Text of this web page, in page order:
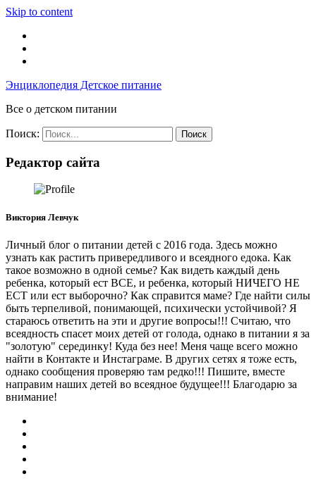
Skip to content
Энциклопедия Детское питание
Все о детском питании
Поиск:
Редактор сайта
Виктория Левчук
Личный блог о питании детей с 2016 года. Здесь можно
узнать как растить привередливого и всеядного едока. Как
такое возможно в одной семье? Как видеть каждый день
ребенка, который ест ВСЕ, и ребенка, который НИЧЕГО НЕ
ЕСТ или ест выборочно? Как справится маме? Где найти силы
быть терпеливой, понимающей, психически устойчивой? Я
стараюсь ответить на эти и другие вопросы!!! Считаю, что
всеядность спасет моих детей от голода, однако в питании я за
"золотую" серединку! Куда без нее! Меня чаще всего можно
найти в Контакте и Инстаграме. В других сетях я тоже есть,
однако сообщения проверяю там редко!!! Пишите, вместе
направим наших детей во всеядное будущее!!! Благодарю за
внимание!